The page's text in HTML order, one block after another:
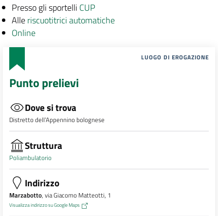
Presso gli sportelli CUP
Alleriscuotitrici automatiche
Online
LUOGO DI EROGAZIONE
Punto prelievi
Dove si trova
Distretto dell’Appennino bolognese
Struttura
Poliambulatorio
Indirizzo
Marzabotto, via Giacomo Matteotti, 1
Visualizza indirizzo su Google Maps